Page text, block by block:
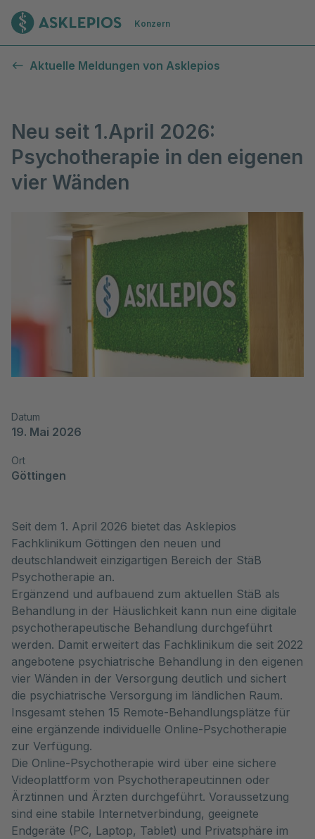
Zur Startseite
Konzern
Aktuelle Meldungen von Asklepios
Neu seit 1.April 2026:
Psychotherapie in den eigenen
vier Wänden
Datum
19. Mai 2026
Ort
Göttingen
Seit dem 1. April 2026 bietet das Asklepios
Fachklinikum Göttingen den neuen und
deutschlandweit einzigartigen Bereich der StäB
Psychotherapie an.
Ergänzend und aufbauend zum aktuellen StäB als
Behandlung in der Häuslichkeit kann nun eine digitale
psychotherapeutische Behandlung durchgeführt
werden. Damit erweitert das Fachklinikum die seit 2022
angebotene psychiatrische Behandlung in den eigenen
vier Wänden in der Versorgung deutlich und sichert
die psychiatrische Versorgung im ländlichen Raum.
Insgesamt stehen 15 Remote-Behandlungsplätze für
eine ergänzende individuelle Online-Psychotherapie
zur Verfügung.
Die Online-Psychotherapie wird über eine sichere
Videoplattform von Psychotherapeut:innen oder
Ärztinnen und Ärzten durchgeführt. Voraussetzung
sind eine stabile Internetverbindung, geeignete
Endgeräte (PC, Laptop, Tablet) und Privatsphäre im